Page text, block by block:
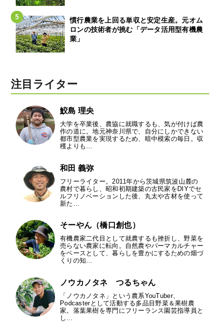
慣行農業を上回る単収と安定生産。元オム
ロンの技術者が挑む「データ活用型有機農
業」
注目ライター
鮫島 理央
大学を卒業後、農協に就職するも、気が付けば農
作の道に。地元神奈川県で、自分にしかできない
都市型農業を実現するため、暗中模索の毎日。収
穫よりも…
和田 義弥
フリーライター。2011年から茨城県筑波山麓の
農村で暮らし、昭和初期建築の古民家をDIYでセ
ルフリノベーションした後、丸太や古材を使って
新た…
そーやん（橋口創也）
有機農家二代目として就農するも挫折し、野菜を
売らない農家に転向。自然農やパーマカルチャー
をベースとして、暮らしを豊かにするための畑づ
くりの知…
ノウカノタネ つるちゃん
「ノウカノタネ」という農系YouTuber、
Podcasterとして活動する多品目野菜＆果樹農
家。落葉果樹を専門にフリーランス園芸指導員と
し…